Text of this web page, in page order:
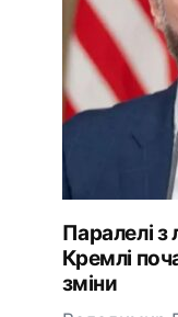
Паралелі з
Кремлі
зміни